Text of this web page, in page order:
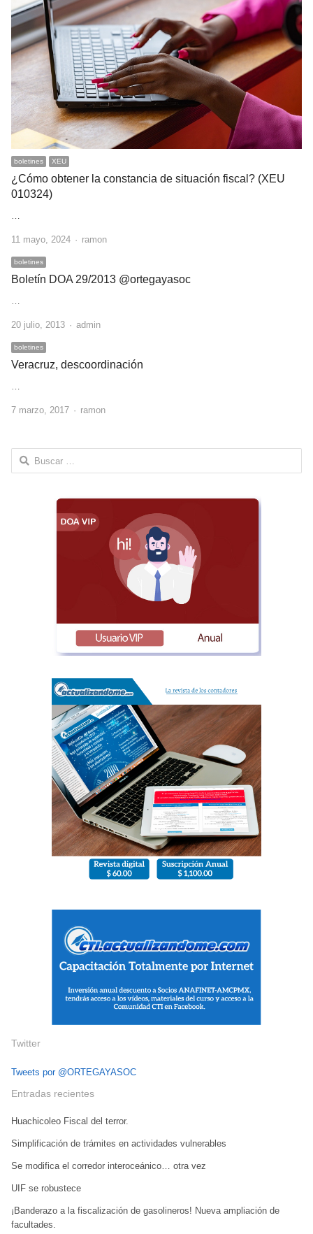
boletines XEU
¿Cómo obtener la constancia de situación fiscal? (XEU
010324)
…
11 mayo, 2024 Author
ramon
boletines
Boletín DOA 29/2013 @ortegayasoc
…
20 julio, 2013 Author
admin
boletines
Veracruz, descoordinación
…
7 marzo, 2017 Author
ramon
Buscar:
Twitter
Tweets por @ORTEGAYASOC
Entradas recientes
Huachicoleo Fiscal del terror.
Simplificación de trámites en actividades vulnerables
Se modifica el corredor interoceánico… otra vez
UIF se robustece
¡Banderazo a la fiscalización de gasolineros! Nueva ampliación de
facultades.